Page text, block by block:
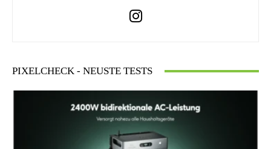
PIXELCHECK - NEUSTE TESTS